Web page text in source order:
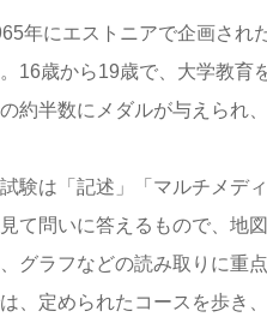
年にエストニアで企画さ
16歳から19歳で、大学教
約半数にメダルが与えられ
験は「記述」「マルチメデ
て問いに答えるもので、地
グラフなどの読み取りに重
、定められたコースを歩き